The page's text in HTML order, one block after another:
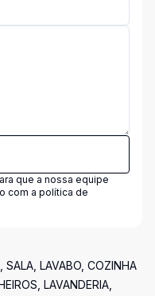
que a nossa equipe
com a política de
LAVABO, COZINHA
LAVANDERIA,